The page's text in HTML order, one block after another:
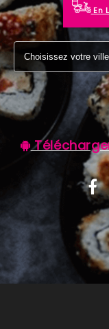
MENTIONS
C.G.V
En